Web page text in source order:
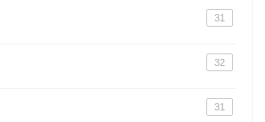
31
32
31